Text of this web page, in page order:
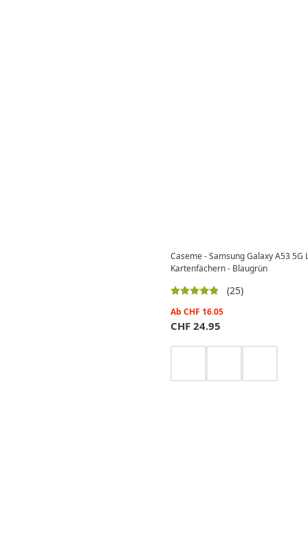
Caseme - Samsung Galaxy A53
Kartenfächern - Blaugrün
(25)
Ab CHF 16.05
CHF 24.95